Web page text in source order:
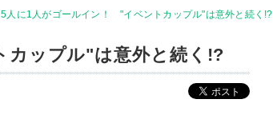
5人に1人がゴールイン！ "イベントカップル"は意外と続く!?
ップル"は意外と続く!?